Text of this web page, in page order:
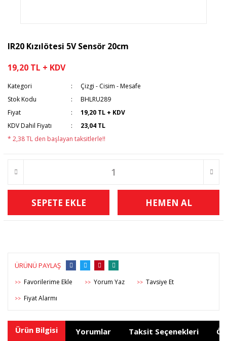
IR20 Kızılötesi 5V Sensör 20cm
19,20 TL + KDV
Kategori
Çizgi - Cisim - Mesafe
Stok Kodu
BHLRU289
Fiyat
19,20 TL + KDV
KDV Dahil Fiyatı
23,04 TL
* 2,38 TL den başlayan taksitlerle!!
SEPETE EKLE HEMEN AL
ÜRÜNÜ PAYLAŞ
>> >> Yorum Yaz >> Tavsiye Et
>> Fiyat Alarmı
Ürün Bilgisi Yorumlar Taksit Seçenekleri